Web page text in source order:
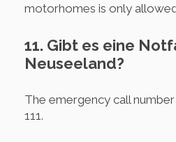
motorhomes is only
11. Gibt es eine
Neuseeland?
The emergency call
111.